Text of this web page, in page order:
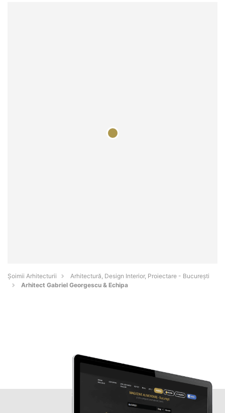
Șoimii Arhitecturii
Arhitectură, Design Interior, Proiectare - Bucureşti
Arhitect Gabriel Georgescu & Echipa